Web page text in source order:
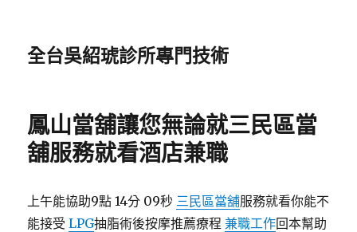
全台吳紹琥診所專門技術
鳳山當舖讓您無論就三民區當
舖服務就看酒店兼職
上午能協助9點 14分 09秒 三民區當舖服務就看你能不
能接受LPG抽脂術後按摩推薦療程兼職工作回本幫助